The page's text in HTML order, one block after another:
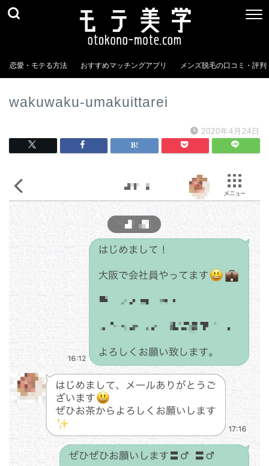
恋愛・モテる方法 おすすめマッチングアプリ メンズ脱毛の口コミ・評判
wakuwaku-umakuittarei
2020年4月24日